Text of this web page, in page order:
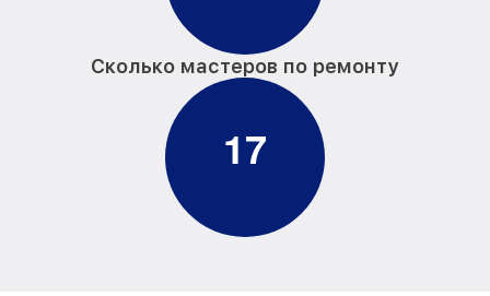
Сколько мастеров по ремонту
17